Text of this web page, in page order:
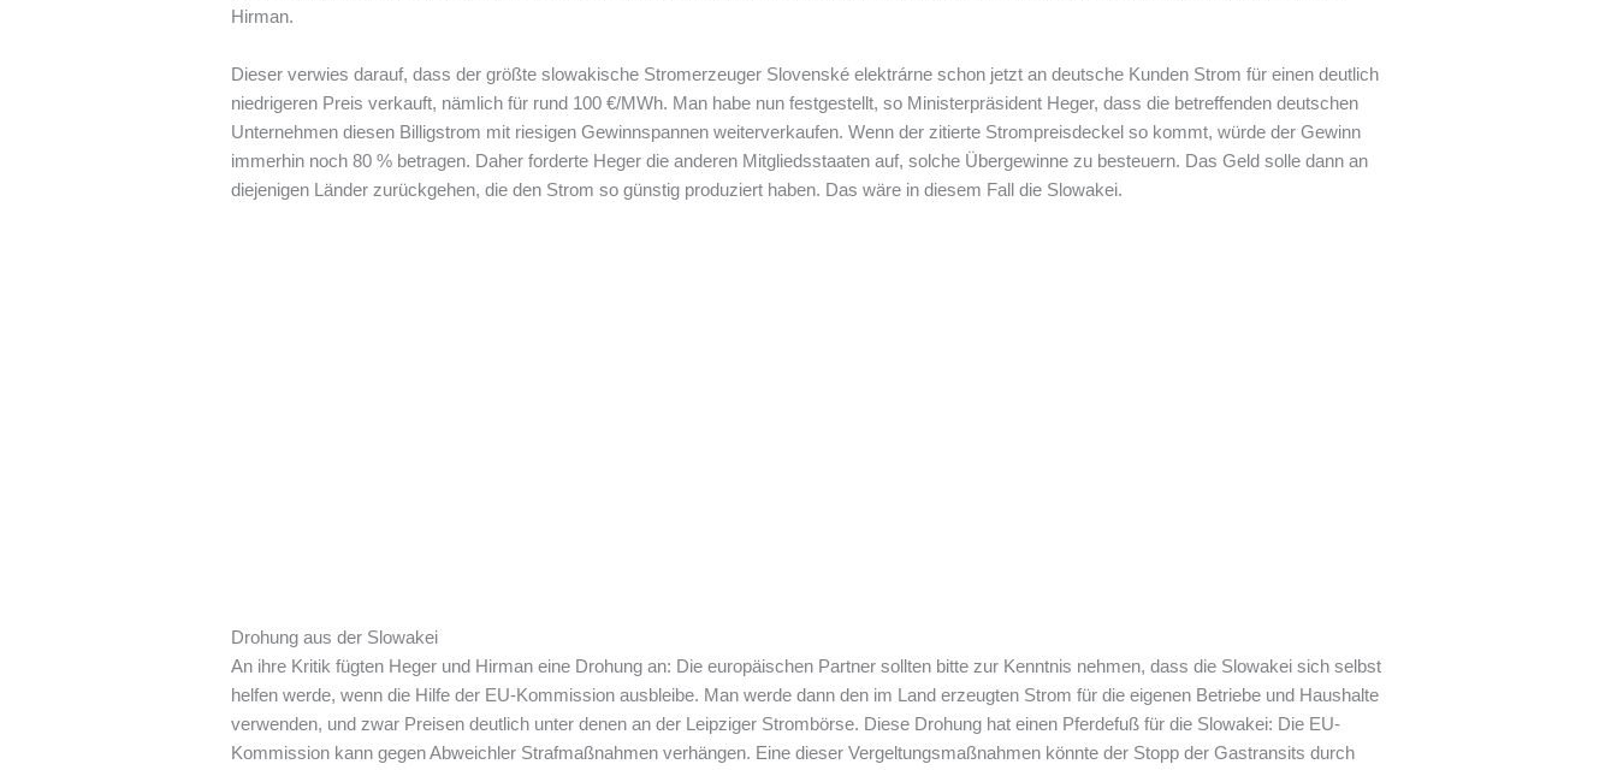
Hirman.
Dieser verwies darauf, dass der größte slowakische Stromerzeuger Slovenské elektrárne schon jetzt an deutsche Kunden Strom für einen deutlich
niedrigeren Preis verkauft, nämlich für rund 100 €/MWh. Man habe nun festgestellt, so Ministerpräsident Heger, dass die betreffenden deutschen
Unternehmen diesen Billigstrom mit riesigen Gewinnspannen weiterverkaufen. Wenn der zitierte Strompreisdeckel so kommt, würde der Gewinn
immerhin noch 80 % betragen. Daher forderte Heger die anderen Mitgliedsstaaten auf, solche Übergewinne zu besteuern. Das Geld solle dann an
diejenigen Länder zurückgehen, die den Strom so günstig produziert haben. Das wäre in diesem Fall die Slowakei.
Drohung aus der Slowakei
An ihre Kritik fügten Heger und Hirman eine Drohung an: Die europäischen Partner sollten bitte zur Kenntnis nehmen, dass die Slowakei sich selbst
helfen werde, wenn die Hilfe der EU-Kommission ausbleibe. Man werde dann den im Land erzeugten Strom für die eigenen Betriebe und Haushalte
verwenden, und zwar Preisen deutlich unter denen an der Leipziger Strombörse. Diese Drohung hat einen Pferdefuß für die Slowakei: Die EU-
Kommission kann gegen Abweichler Strafmaßnahmen verhängen. Eine dieser Vergeltungsmaßnahmen könnte der Stopp der Gastransits durch